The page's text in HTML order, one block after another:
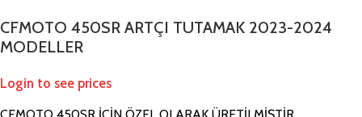
CFMOTO 450SR ARTÇI TUTAMAK 2023-2024
MODELLER
Login to see prices
CFMOTO 450SR İÇİN ÖZEL OLARAK ÜRETİLMİŞTİR.